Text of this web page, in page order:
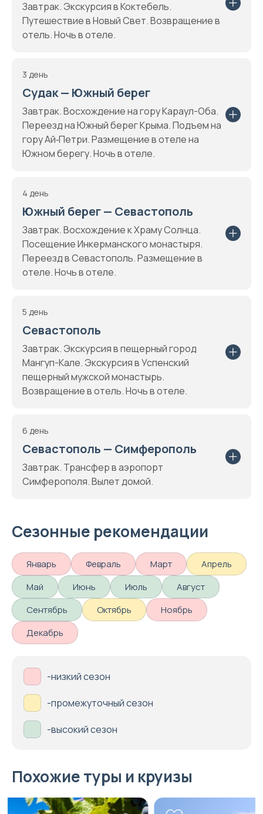
Завтрак. Экскурсия в Коктебель.
Путешествие в Новый Свет. Возвращение в
отель. Ночь в отеле.
3 день
Судак — Южный берег
Завтрак. Восхождение на гору Караул-Оба.
Переезд на Южный берег Крыма. Подъем на
гору Ай‑Петри. Размещение в отеле на
Южном берегу. Ночь в отеле.
4 день
Южный берег — Севастополь
Завтрак. Восхождение к Храму Солнца.
Посещение Инкерманского монастыря.
Переезд в Севастополь. Размещение в
отеле. Ночь в отеле.
5 день
Севастополь
Завтрак. Экскурсия в пещерный город
Мангуп-Кале. Экскурсия в Успенский
пещерный мужской монастырь.
Возвращение в отель. Ночь в отеле.
6 день
Севастополь — Симферополь
Завтрак. Трансфер в аэропорт
Симферополя. Вылет домой.
Сезонные рекомендации
Январь Февраль Март
Апрель
Май
Июнь Июль
Август
Сентябрь
Октябрь
Ноябрь
Декабрь
-низкий сезон
-промежуточный сезон
-высокий сезон
Похожие туры и круизы